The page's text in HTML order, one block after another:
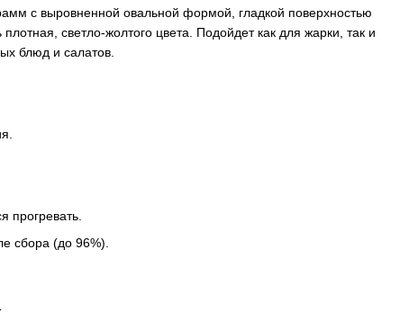
с выровненной овальной формой, гладкой поверхностью
светло-жолтого цвета. Подойдет как для жарки, так и
блюд и салатов.
прогревать.
сбора (до 96%).